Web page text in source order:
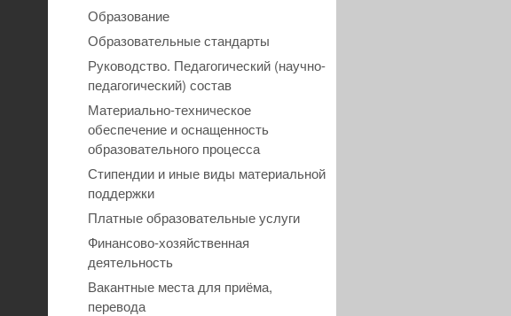
Образование
Образовательные стандарты
Руководство. Педагогический (научно-
педагогический) состав
Материально-техническое
обеспечение и оснащенность
образовательного процесса
Стипендии и иные виды материальной
поддержки
Платные образовательные услуги
Финансово-хозяйственная
деятельность
Вакантные места для приёма,
перевода